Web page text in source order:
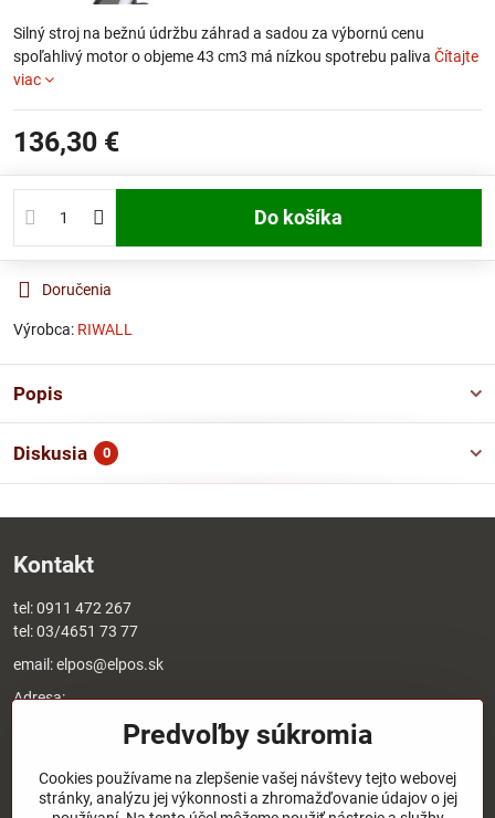
Silný stroj na bežnú údržbu záhrad a sadou za výbornú cenu
spoľahlivý motor o objeme 43 cm3 má nízkou spotrebu paliva Čítajte
viac
136,30 €
Do košíka
Doručenia
Výrobca: RIWALL
Popis
Diskusia 0
Kontakt
tel:0911 472 267
tel:03/4651 73 77
email:elpos@elpos.sk
Adresa:
Štefánikova 1470/50c
Otváracie hodiny:
8:00 - 17:00 pondelok - piatok
Predvoľby súkromia
Cookies používame na zlepšenie vašej návštevy tejto webovej
stránky, analýzu jej výkonnosti a zhromažďovanie údajov o jej